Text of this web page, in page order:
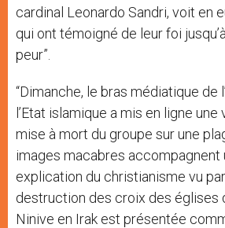
cardinal Leonardo Sandri, voit en
qui ont témoigné de leur foi
peur”.
“Dimanche, le bras médiatique de
l’Etat islamique a mis en ligne
mise à mort du groupe sur une
images macabres accompagnent
explication du christianisme vu par
destruction des croix des églises
Ninive en Irak est présentée